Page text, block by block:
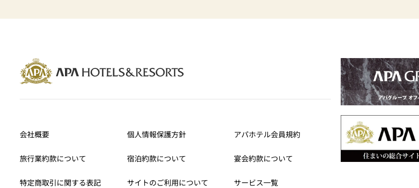
会社概要 個人情報保護方針 アパホテル会員規約
旅行業約款について 宿泊約款について 宴会約款について
特定商取引に関する表記 サイトのご利用について サービス一覧